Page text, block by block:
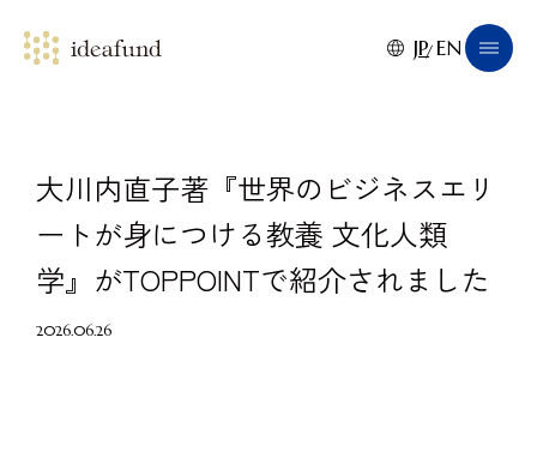
JP EN
大川内直子著『世界のビジネスエリ
ートが身につける教養 文化人類
学』がTOPPOINTで紹介されました
2026.06.26